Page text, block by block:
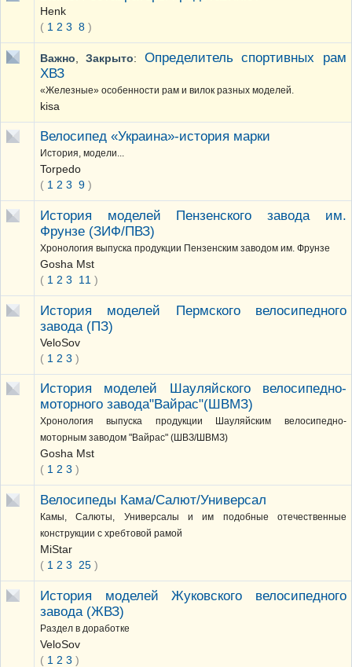
Henk
( 1 2 3 8)
Важно ,Закрыто:
Определитель спортивных рам
ХВЗ
«Железные» особенности рам и вилок разных моделей.
kisa
Велосипед «Украина»-история марки
История, модели...
Torpedo
( 1 2 3 9)
История моделей Пензенского завода им.
Фрунзе (ЗИФ/ПВЗ)
Хронология выпуска продукции Пензенским заводом им. Фрунзе
Gosha Mst
( 1 2 3 11 )
История моделей Пермского велосипедного
завода (ПЗ)
VeloSov
( 1 2 3 )
История моделей Шауляйского велосипедно-
моторного завода"Вайрас"(ШВМЗ)
Хронология выпуска продукции Шауляйским велосипедно-
моторным заводом "Вайрас" (ШВЗ/ШВМЗ)
Gosha Mst
( 1 2 3 )
Велосипеды Кама/Салют/Универсал
Камы, Салюты, Универсалы и им подобные отечественные
конструкции с хребтовой рамой
MiStar
( 1 2 3 25)
История моделей Жуковского велосипедного
завода (ЖВЗ)
Раздел в доработке
VeloSov
( 1 2 3 )